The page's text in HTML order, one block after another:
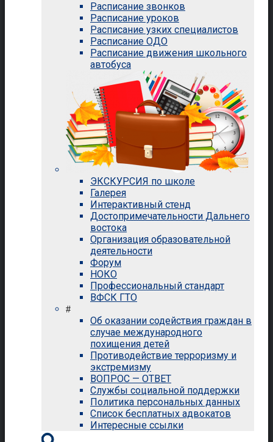
Расписание звонков
Расписание уроков
Расписание узких специалистов
Расписание ОДО
Расписание движения школьного
автобуса
ЭКСКУРСИЯ по школе
Галерея
Интерактивный стенд
Достопримечательности Дальнего
востока
Организация образовательной
деятельности
Форум
НОКО
Профессиональный стандарт
ВФСК ГТО
#
Об оказании содействия граждан в
случае международного
похищения детей
Противодействие терроризму и
экстремизму
ВОПРОС — ОТВЕТ
Службы социальной поддержки
Политика персональных данных
Список бесплатных адвокатов
Интересные ссылки